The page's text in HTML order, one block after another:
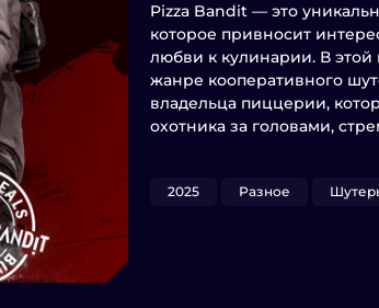
Pizza Bandit — это
которое привносит
любви к кулинарии. В этой
жанре кооперативного
владельца пиццерии,
охотника за головами,
2025 Разное